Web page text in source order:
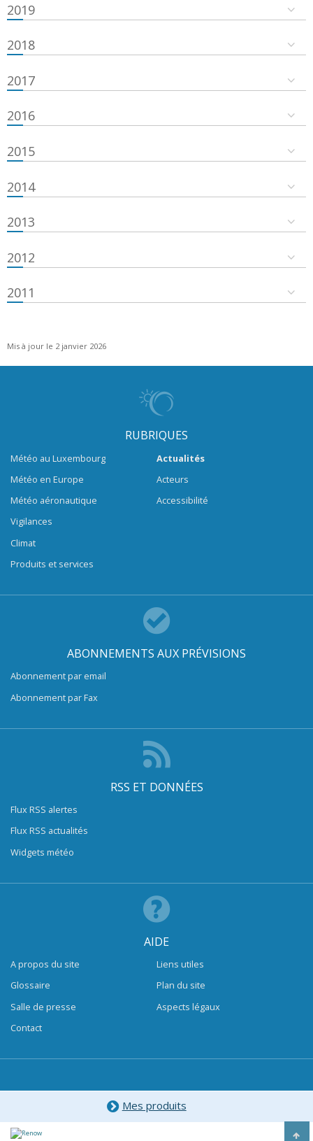
2019
2018
2017
2016
2015
2014
2013
2012
2011
Mis à jour le 2 janvier 2026
RUBRIQUES
Météo au Luxembourg
Météo en Europe
Météo aéronautique
Vigilances
Climat
Produits et services
Actualités
Acteurs
Accessibilité
ABONNEMENTS AUX PRÉVISIONS
Abonnement par email
Abonnement par Fax
RSS ET DONNÉES
Flux RSS alertes
Flux RSS actualités
Widgets météo
AIDE
A propos du site
Glossaire
Salle de presse
Contact
Liens utiles
Plan du site
Aspects légaux
Mes produits